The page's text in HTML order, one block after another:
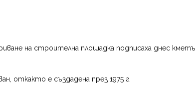
на строителна площадка подписаха днес
откакто е създадена през 1975 г.